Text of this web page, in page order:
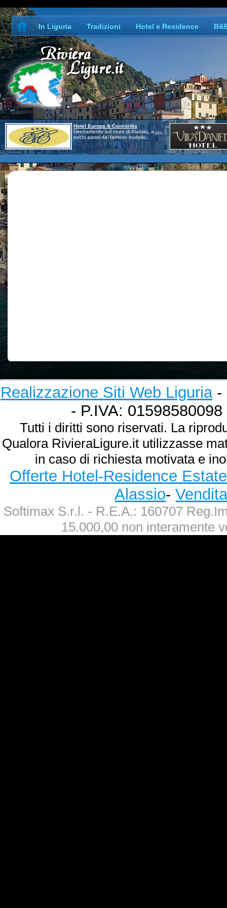
Hotel Europa & Concordia
Direttamente sul mare di Alassio, a
pochi passi dal famoso budello.
In Liguria Tradizioni Hotel e Residence
Realizzazione Siti Web Liguria-
- P.IVA:
Tutti i diritti sono riservati. La
Qualora RivieraLigure.it utilizzasse
in caso di richiesta motivata e
Offerte Hotel-Residence
Alassio-
Softimax S.r.l. - R.E.A.: 160707
15.000,00 non interamente